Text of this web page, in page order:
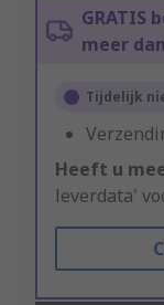
GRATIS
meer
Tijdelijk
Heeft u
leverdata'